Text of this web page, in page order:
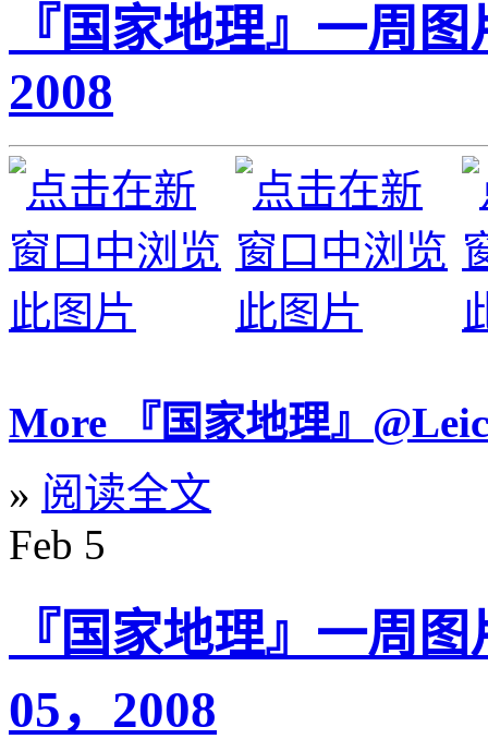
『国家地理』一周
2008
More 『国家地理』
» 阅读全文
Feb 5
『国家地理』一周
05，2008